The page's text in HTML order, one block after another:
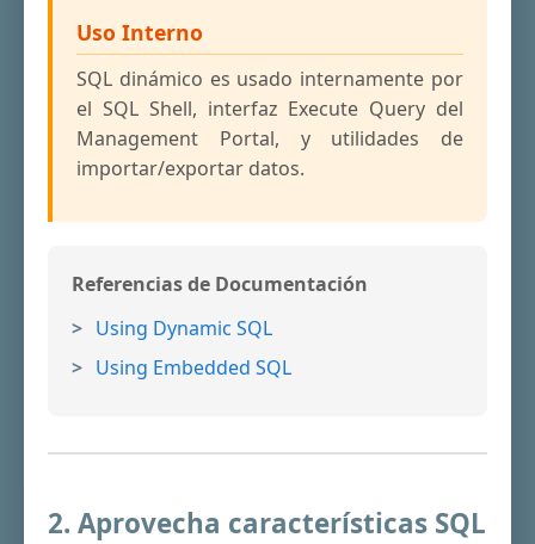
Uso Interno
SQL dinámico es usado internamente por
el SQL Shell, interfaz Execute Query del
Management Portal, y utilidades de
importar/exportar datos.
Referencias de Documentación
Using Dynamic SQL
Using Embedded SQL
2. Aprovecha características SQL